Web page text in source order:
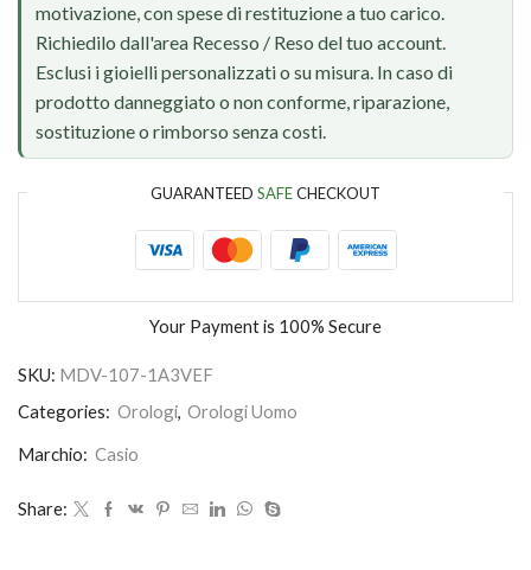
motivazione, con spese di restituzione a tuo carico.
Richiedilo dall'area Recesso / Reso del tuo account.
Esclusi i gioielli personalizzati o su misura. In caso di
prodotto danneggiato o non conforme, riparazione,
sostituzione o rimborso senza costi.
GUARANTEED SAFECHECKOUT
Your Payment is 100% Secure
SKU: MDV-107-1A3VEF
Categories: Orologi, Orologi Uomo
Marchio: Casio
Share: